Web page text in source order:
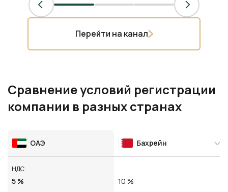
Перейти на канал
Сравнение условий регистрации
компании в разных странах
ОАЭ Бахрейн
НДС
5 % 10 %